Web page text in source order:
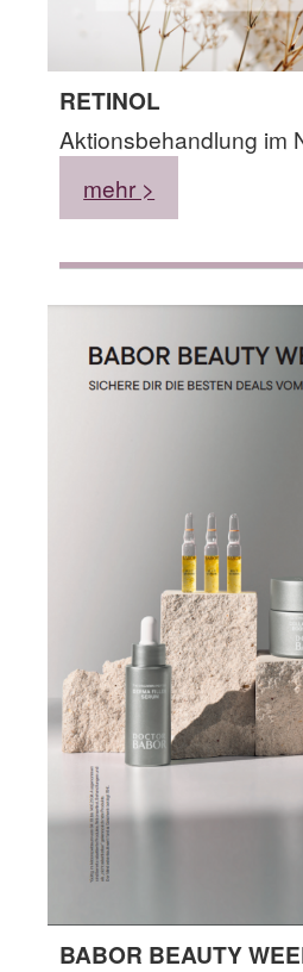
RETINOL
Aktionsbehandlung im
mehr >
BABOR BEAUTY